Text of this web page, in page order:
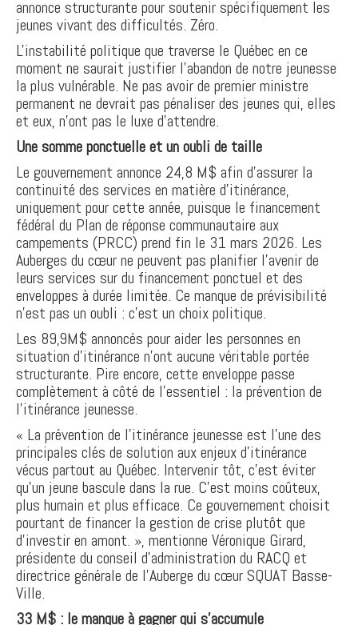
annonce structurante pour soutenir spécifiquement les
jeunes vivant des difficultés. Zéro.
L'instabilité politique que traverse le Québec en ce
moment ne saurait justifier l'abandon de notre jeunesse
la plus vulnérable. Ne pas avoir de premier ministre
permanent ne devrait pas pénaliser des jeunes qui, elles
et eux, n'ont pas le luxe d'attendre.
Une somme ponctuelle et un oubli de taille
Le gouvernement annonce 24,8 M$ afin d'assurer la
continuité des services en matière d'itinérance,
uniquement pour cette année, puisque le financement
fédéral du Plan de réponse communautaire aux
campements (PRCC) prend fin le 31 mars 2026. Les
Auberges du cœur ne peuvent pas planifier l'avenir de
leurs services sur du financement ponctuel et des
enveloppes à durée limitée. Ce manque de prévisibilité
n'est pas un oubli : c'est un choix politique.
Les 89,9M$ annoncés pour aider les personnes en
situation d’itinérance n’ont aucune véritable portée
structurante. Pire encore, cette enveloppe passe
complètement à côté de l'essentiel : la prévention de
l’itinérance jeunesse.
« La prévention de l'itinérance jeunesse est l'une des
principales clés de solution aux enjeux d'itinérance
vécus partout au Québec. Intervenir tôt, c'est éviter
qu'un jeune bascule dans la rue. C'est moins coûteux,
plus humain et plus efficace. Ce gouvernement choisit
pourtant de financer la gestion de crise plutôt que
d'investir en amont. », mentionne Véronique Girard,
présidente du conseil d’administration du RACQ et
directrice générale de l’Auberge du cœur SQUAT Basse-
Ville.
33 M$ : le manque à gagner qui s'accumule